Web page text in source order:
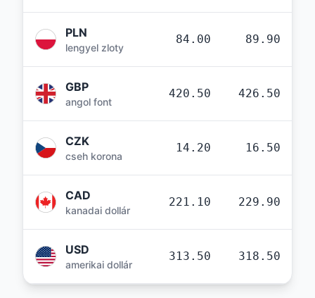
PLN
lengyel zloty
84.00 89.90
GBP
angol font
420.50 426.50
CZK
cseh korona
14.20 16.50
CAD
kanadai dollár
221.10 229.90
USD
amerikai dollár
313.50 318.50